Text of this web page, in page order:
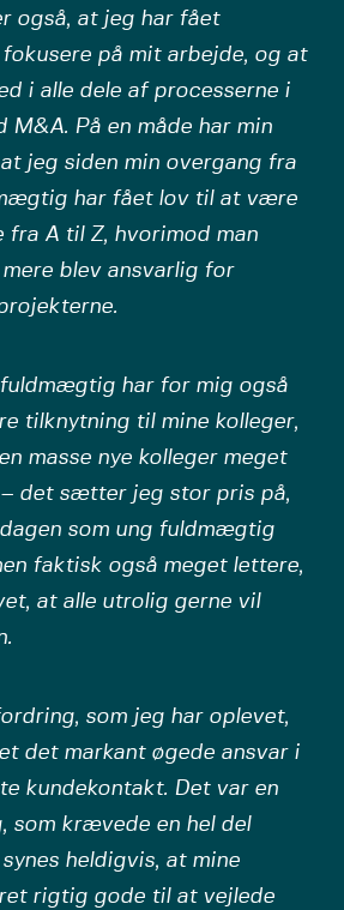
også, at jeg har fået
på mit arbejde, og at
i alle dele af processerne i
M&A. På en måde har min
jeg siden min overgang fra
har fået lov til at være
fra A til Z, hvorimod man
blev ansvarlig for
har for mig også
tilknytning til mine kolleger,
masse nye kolleger meget
det sætter jeg stor pris på,
som ung fuldmægtig
faktisk også meget lettere,
at alle utrolig gerne vil
som jeg har oplevet,
det markant øgede ansvar i
kundekontakt. Det var en
som krævede en hel del
heldigvis, at mine
rigtig gode til at vejlede